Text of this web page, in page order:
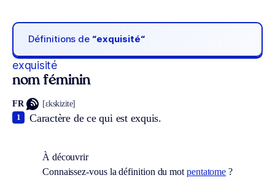
Définitions de “exquisité“
exquisité
nom féminin
FR [ɛkskizite]
Caractère de ce qui est exquis.
1
À découvrir
Connaissez-vous la définition du mot pentatome ?